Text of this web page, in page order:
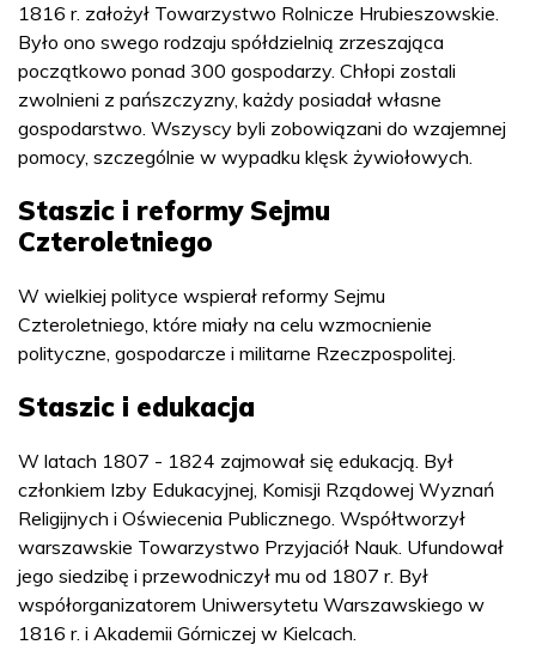
1816 r. założył Towarzystwo Rolnicze Hrubieszowskie.
Było ono swego rodzaju spółdzielnią zrzeszająca
początkowo ponad 300 gospodarzy. Chłopi zostali
zwolnieni z pańszczyzny, każdy posiadał własne
gospodarstwo. Wszyscy byli zobowiązani do wzajemnej
pomocy, szczególnie w wypadku klęsk żywiołowych.
Staszic i reformy Sejmu
Czteroletniego
W wielkiej polityce wspierał reformy Sejmu
Czteroletniego, które miały na celu wzmocnienie
polityczne, gospodarcze i militarne Rzeczpospolitej.
Staszic i edukacja
W latach 1807 - 1824 zajmował się edukacją. Był
członkiem Izby Edukacyjnej, Komisji Rządowej Wyznań
Religijnych i Oświecenia Publicznego. Współtworzył
warszawskie Towarzystwo Przyjaciół Nauk. Ufundował
jego siedzibę i przewodniczył mu od 1807 r. Był
współorganizatorem Uniwersytetu Warszawskiego w
1816 r. i Akademii Górniczej w Kielcach.